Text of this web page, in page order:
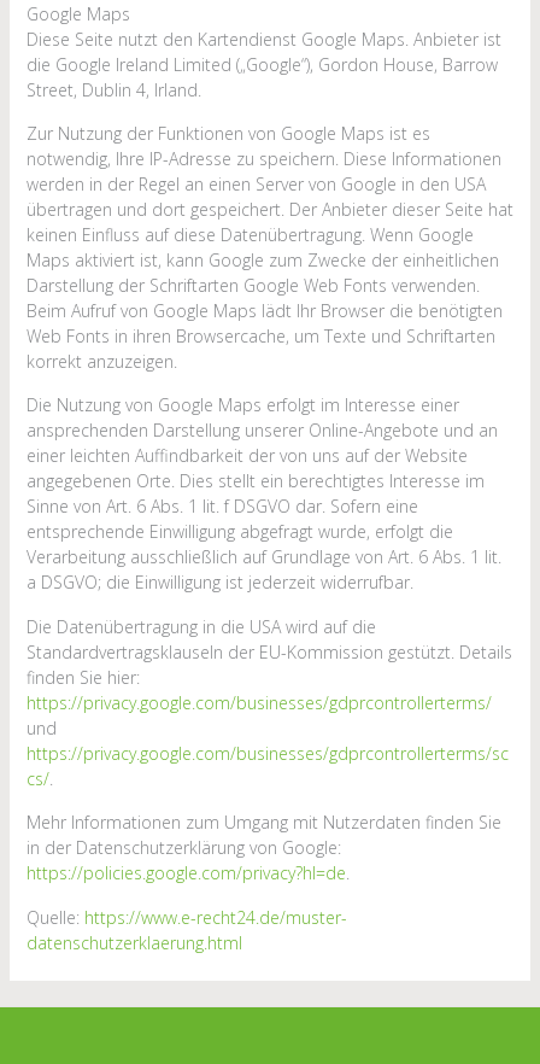
Google Maps
Diese Seite nutzt den Kartendienst Google Maps. Anbieter ist
die Google Ireland Limited („Google“), Gordon House, Barrow
Street, Dublin 4, Irland.
Zur Nutzung der Funktionen von Google Maps ist es
notwendig, Ihre IP-Adresse zu speichern. Diese Informationen
werden in der Regel an einen Server von Google in den USA
übertragen und dort gespeichert. Der Anbieter dieser Seite hat
keinen Einfluss auf diese Datenübertragung. Wenn Google
Maps aktiviert ist, kann Google zum Zwecke der einheitlichen
Darstellung der Schriftarten Google Web Fonts verwenden.
Beim Aufruf von Google Maps lädt Ihr Browser die benötigten
Web Fonts in ihren Browsercache, um Texte und Schriftarten
korrekt anzuzeigen.
Die Nutzung von Google Maps erfolgt im Interesse einer
ansprechenden Darstellung unserer Online-Angebote und an
einer leichten Auffindbarkeit der von uns auf der Website
angegebenen Orte. Dies stellt ein berechtigtes Interesse im
Sinne von Art. 6 Abs. 1 lit. f DSGVO dar. Sofern eine
entsprechende Einwilligung abgefragt wurde, erfolgt die
Verarbeitung ausschließlich auf Grundlage von Art. 6 Abs. 1 lit.
a DSGVO; die Einwilligung ist jederzeit widerrufbar.
Die Datenübertragung in die USA wird auf die
Standardvertragsklauseln der EU-Kommission gestützt. Details
finden Sie hier:
https://privacy.google.com/businesses/gdprcontrollerterms/
und
https://privacy.google.com/businesses/gdprcontrollerterms/sc
cs/.
Mehr Informationen zum Umgang mit Nutzerdaten finden Sie
in der Datenschutzerklärung von Google:
https://policies.google.com/privacy?hl=de.
Quelle: https://www.e-recht24.de/muster-
datenschutzerklaerung.html